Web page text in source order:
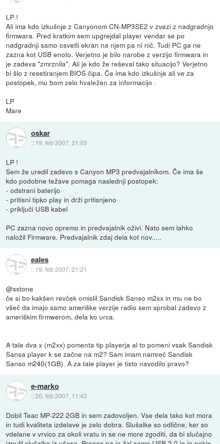
LP !
Ali ima kdo izkušnje z Canyonom CN-MP3SE2 v zvezi z nadgradnjo
firmwara. Pred kratkim sem upgrejdal player vendar se po
nadgradnji samo osvetli ekran na njem pa ni nič. Tudi PC ga ne
zazna kot USB enoto. Verjetno je bilo narobe z verzijo firmwara in
je zadeva "zmrznila". Ali je kdo že reševal tako situacijo? Verjetno
bi šlo z resetiranjem BIOS čipa. Če ima kdo izkušnje ali ve za
postopek, mu bom zelo hvaležen za informacijo .
LP
Mare
oskar
:: 19. feb 2007, 21:03
LP !
Sem že uredil zadevo s Canyon MP3 predvajalnikom. Če ima še
kdo podobne težave pomaga naslednji postopek:
- odstrani baterijo
- pritisni tipko play in drži pritisnjeno
- priključi USB kabel
PC zazna novo opremo in predvajalnik oživi. Nato sem lahko
naložil Firmware. Predvajalnik zdaj dela kot nov.....
eales
:: 19. feb 2007, 21:21
@sstone
če si bo kakšen revček omislil Sandisk Sanso m2xx in mu ne bo
všeč da imajo samo ameriške verzije radio sem sprobal zadevo z
ameriškim firmwerom, dela ko urca.
A tale dva x (m2xx) pomenta tip playerja al to pomeni vsak Sandisk
Sansa player k se začne na m2? Sam imam namreč Sandisk
Sanso m240(1GB). A za tale player je tisto navodilo pravo?
e-marko
::20. feb 2007, 11:43
Dobil Teac MP-222 2GB in sem zadovoljen. Vse dela tako kot mora
in tudi kvaliteta izdelave je zelo dobra. Slušalke so odlične, ker so
vdelane v vrvico za okoli vratu in se ne more zgoditi, da bi slučajno